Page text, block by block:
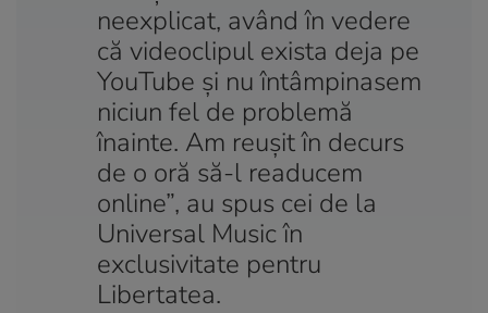
neexplicat, având în vedere
că videoclipul exista deja pe
YouTube și nu întâmpinasem
niciun fel de problemă
înainte. Am reușit în decurs
de o oră să-l readucem
online”, au spus cei de la
Universal Music în
exclusivitate pentru
Libertatea.